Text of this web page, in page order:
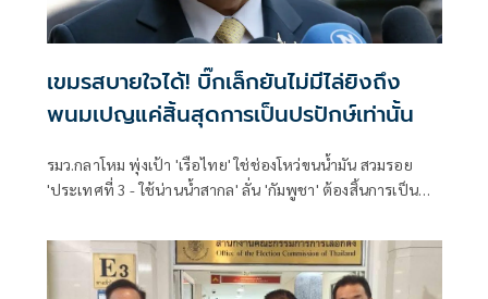
เขมรสบายใจได้! บิ๊กเล็กยันไม่มีไล่ยิงถึง
พนมเปญแค่สิ้นสุดการเป็นปรปักษ์เท่านั้น
รมว.กลาโหม พุ่งเป้า 'เรือไทย' ใช่ช่องโหว่ขนน้ำมัน สวมรอย
'ประเทศที่ 3 - ใช้น่านน้ำสากล' ลั่น 'กัมพูชา' ต้องสิ้นการเป็น